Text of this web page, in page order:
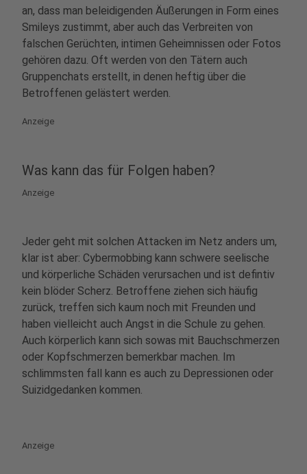
an, dass man beleidigenden Äußerungen in Form eines
Smileys zustimmt, aber auch das Verbreiten von
falschen Gerüchten, intimen Geheimnissen oder Fotos
gehören dazu. Oft werden von den Tätern auch
Gruppenchats erstellt, in denen heftig über die
Betroffenen gelästert werden.
Anzeige
Was kann das für Folgen haben?
Anzeige
Jeder geht mit solchen Attacken im Netz anders um,
klar ist aber: Cybermobbing kann schwere seelische
und körperliche Schäden verursachen und ist defintiv
kein blöder Scherz. Betroffene ziehen sich häufig
zurück, treffen sich kaum noch mit Freunden und
haben vielleicht auch Angst in die Schule zu gehen.
Auch körperlich kann sich sowas mit Bauchschmerzen
oder Kopfschmerzen bemerkbar machen. Im
schlimmsten fall kann es auch zu Depressionen oder
Suizidgedanken kommen.
Anzeige